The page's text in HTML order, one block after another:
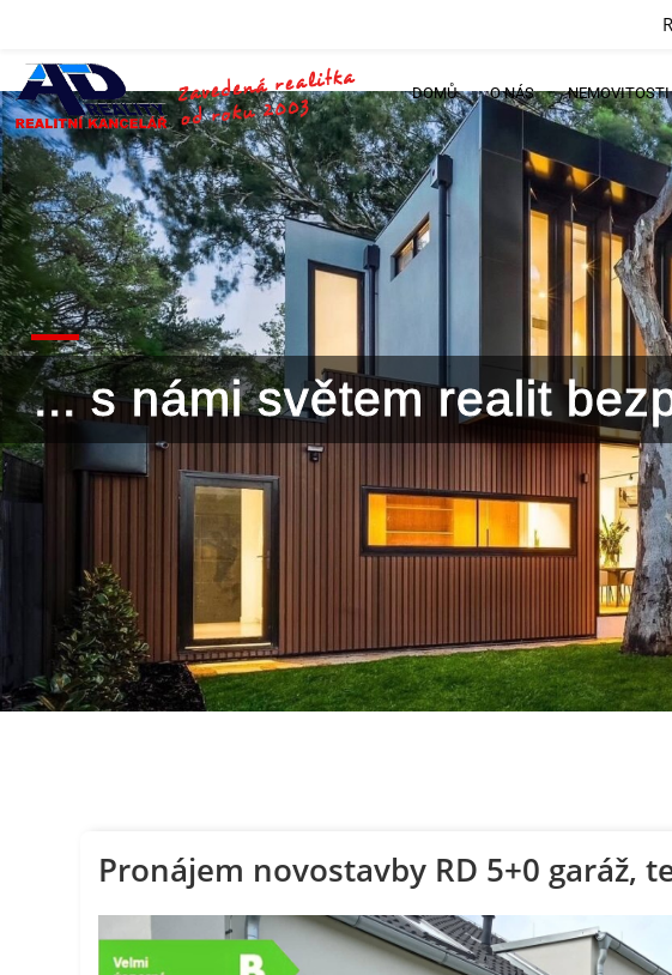
... s námi světem realit
DOMŮ O NÁS NEMOVITOSTI
Pronájem novostavby RD 5+0 garáž,